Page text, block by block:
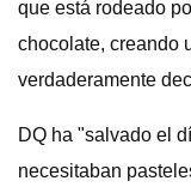
que está rodeado
chocolate, creando
verdaderamente
DQ ha "salvado el
necesitaban